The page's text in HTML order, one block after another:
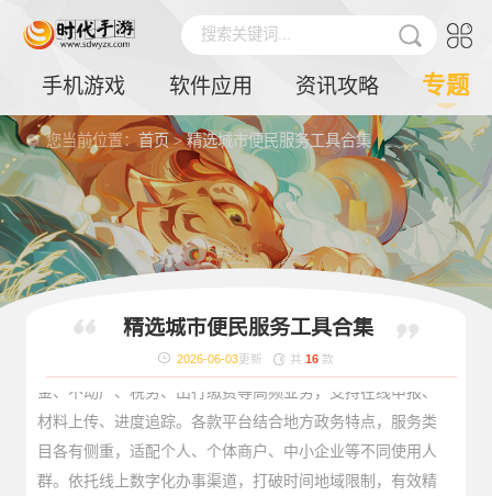
搜索关键词...
手机游戏 软件应用 资讯攻略 专题
您当前位置：首页>精选城市便民服务工具合集
精选城市便民服务工具合集
2026-06-03更新 共 16 款
本合集收录各地主流城市政务服务软件，是居民生活办事必
备工具。软件聚焦民生服务与商事办理，覆盖社保、公积
金、不动产、税务、出行缴费等高频业务，支持在线申报、
材料上传、进度追踪。各款平台结合地方政务特点，服务类
目各有侧重，适配个人、个体商户、中小企业等不同使用人
群。依托线上数字化办事渠道，打破时间地域限制，有效精